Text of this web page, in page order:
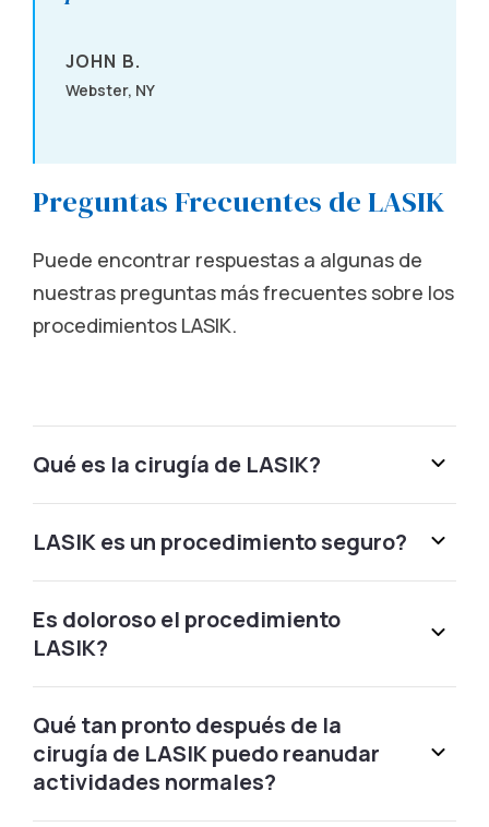
8220 San Pedro NE Albuquerque, NM 87113
Call (855) 321-2020
Albuquerque, NM
Schedule Free Consultation
Alexandria, VA
Allen, TX
915 West Excchange Allen, TX 75013
Call (855) 321-2020
JOHN B.
Webster, NY
Preguntas Frecuentes de LASIK
Puede encontrar respuestas a algunas de
nuestras preguntas más frecuentes sobre los
procedimientos LASIK.
Qué es la cirugía de LASIK?
LASIK es un procedimiento seguro?
Es doloroso el procedimiento
LASIK?
Qué tan pronto después de la
cirugía de LASIK puedo reanudar
actividades normales?